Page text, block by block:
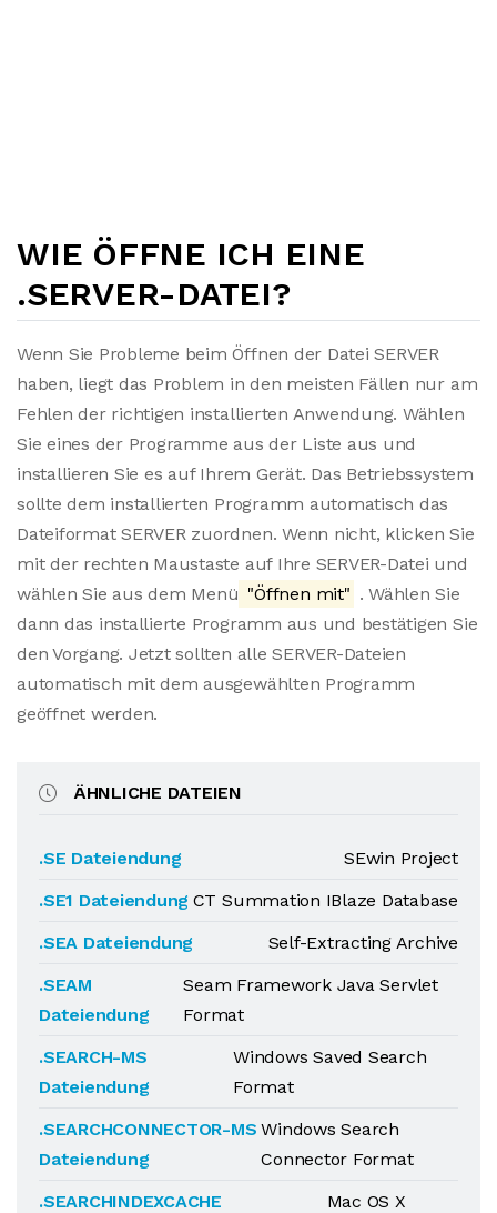
WIE ÖFFNE ICH EINE
.SERVER-DATEI?
Wenn Sie Probleme beim Öffnen der Datei SERVER
haben, liegt das Problem in den meisten Fällen nur am
Fehlen der richtigen installierten Anwendung. Wählen
Sie eines der Programme aus der Liste aus und
installieren Sie es auf Ihrem Gerät. Das Betriebssystem
sollte dem installierten Programm automatisch das
Dateiformat SERVER zuordnen. Wenn nicht, klicken Sie
mit der rechten Maustaste auf Ihre SERVER-Datei und
wählen Sie aus dem Menü "Öffnen mit" . Wählen Sie
dann das installierte Programm aus und bestätigen Sie
den Vorgang. Jetzt sollten alle SERVER-Dateien
automatisch mit dem ausgewählten Programm
geöffnet werden.
ÄHNLICHE DATEIEN
.SE Dateiendung
SEwin Project
.SE1 Dateiendung CT Summation IBlaze Database
.SEA Dateiendung
Self-Extracting Archive
.SEAM
Dateiendung
Seam Framework Java Servlet
Format
.SEARCH-MS
Dateiendung
Windows Saved Search
Format
.SEARCHCONNECTOR-MS
Dateiendung
Windows Search
Connector Format
.SEARCHINDEXCACHE
Mac OS X